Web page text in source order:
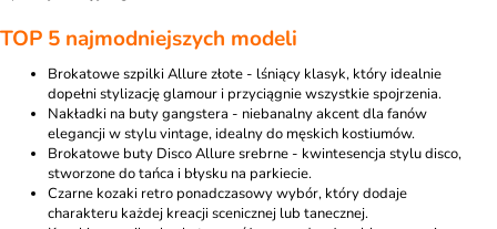
TOP 5 najmodniejszych modeli
Brokatowe szpilki Allure złote - lśniący klasyk, który idealnie
dopełni stylizację glamour i przyciągnie wszystkie spojrzenia.
Nakładki na buty gangstera - niebanalny akcent dla fanów
elegancji w stylu vintage, idealny do męskich kostiumów.
Brokatowe buty Disco Allure srebrne - kwintesencja stylu disco,
stworzone do tańca i błysku na parkiecie.
Czarne kozaki retro ponadczasowy wybór, który dodaje
charakteru każdej kreacji scenicznej lub tanecznej.